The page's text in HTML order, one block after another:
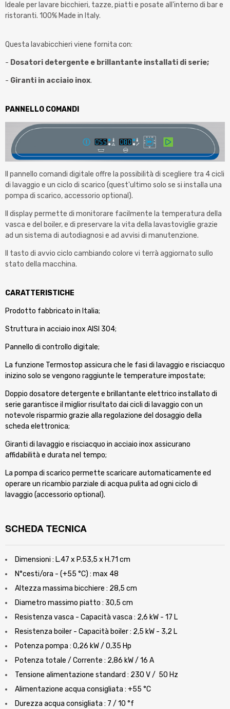
Ideale per lavare bicchieri, tazze, piatti e posate all'interno di bar e
ristoranti. 100% Made in Italy.
Questa lavabicchieri viene fornita con:
- Dosatori detergente e brillantante installati di serie;
- Giranti in acciaio inox.
PANNELLO COMANDI
Il pannello comandi digitale offre la possibilità di scegliere tra 4 cicli
di lavaggio e un ciclo di scarico (quest'ultimo solo se si installa una
pompa di scarico, accessorio optional).
Il display permette di monitorare facilmente la temperatura della
vasca e del boiler, e di preservare la vita della lavastoviglie grazie
ad un sistema di autodiagnosi e ad avvisi di manutenzione.
Il tasto di avvio ciclo cambiando colore vi terrà aggiornato sullo
stato della macchina.
CARATTERISTICHE
Prodotto fabbricato in Italia;
Struttura in acciaio inox AISI 304;
Pannello di controllo digitale;
La funzione Termostop assicura che le fasi di lavaggio e risciacquo
inizino solo se vengono raggiunte le temperature impostate;
Doppio dosatore detergente e brillantante elettrico installato di
serie garantisce il miglior risultato dai cicli di lavaggio con un
notevole risparmio grazie alla regolazione del dosaggio della
scheda elettronica;
Giranti di lavaggio e risciacquo in acciaio inox assicurano
affidabilità e durata nel tempo;
La pompa di scarico permette scaricare automaticamente ed
operare un ricambio parziale di acqua pulita ad ogni ciclo di
lavaggio (accessorio optional).
SCHEDA TECNICA
Dimensioni : L.47 x P.53,5 x H.71 cm
N°cesti/ora - (+55 °C) : max 48
Altezza massima bicchiere : 28,5 cm
Diametro massimo piatto : 30,5 cm
Resistenza vasca - Capacità vasca : 2,6 kW - 17 L
Resistenza boiler - Capacità boiler : 2,5 kW - 3,2 L
Potenza pompa : 0,26 kW / 0,35 Hp
Potenza totale / Corrente : 2,86 kW / 16 A
Tensione alimentazione standard : 230 V / 50 Hz
Alimentazione acqua consigliata : +55 °C
Durezza acqua consigliata : 7 / 10 °f